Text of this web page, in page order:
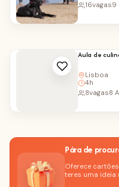
16vagas9
Aula de
Lisboa
4h
8vagas8
Pára de
Oferece
teres uma ideia